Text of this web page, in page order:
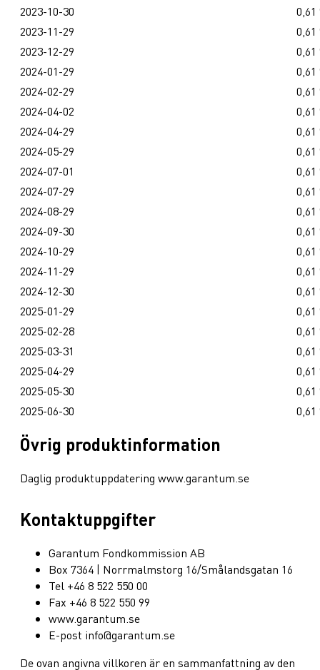
2023-10-30
0,61
2023-11-29
0,61
2023-12-29
0,61
2024-01-29
0,61
2024-02-29
0,61
2024-04-02
0,61
2024-04-29
0,61
2024-05-29
0,61
2024-07-01
0,61
2024-07-29
0,61
2024-08-29
0,61
2024-09-30
0,61
2024-10-29
0,61
2024-11-29
0,61
2024-12-30
0,61
2025-01-29
0,61
2025-02-28
0,61
2025-03-31
0,61
2025-04-29
0,61
2025-05-30
0,61
2025-06-30
0,61
Övrig produktinformation
Daglig produktuppdatering www.garantum.se
Kontaktuppgifter
Garantum Fondkommission AB
Box 7364 | Norrmalmstorg 16/Smålandsgatan 16
Tel +46 8 522 550 00
Fax +46 8 522 550 99
www.garantum.se
E-post info@garantum.se
De ovan angivna villkoren är en sammanfattning av den